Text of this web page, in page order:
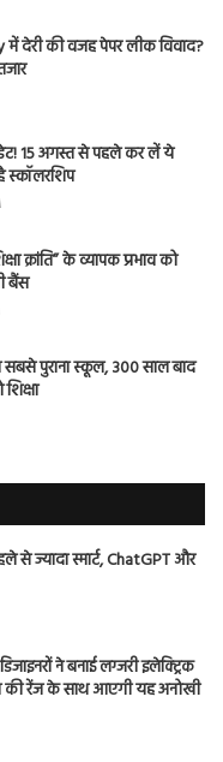
देरी की वजह पेपर लीक विवाद?
15 अगस्त से पहले कर लें ये
स्कॉलरशिप
क्रांति” के व्यापक प्रभाव को
बैंस
पुराना स्कूल, 300 साल बाद
से ज्यादा स्मार्ट, ChatGPT और
ने बनाई लग्जरी इलेक्ट्रिक
की रेंज के साथ आएगी यह अनोखी